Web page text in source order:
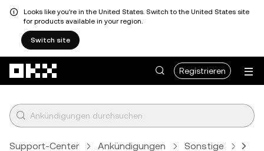
Looks like you're in the United States. Switch to the United States site
for products available in your region.
Switch site
Registrieren
Support-Center Ankündigungen Sonstige